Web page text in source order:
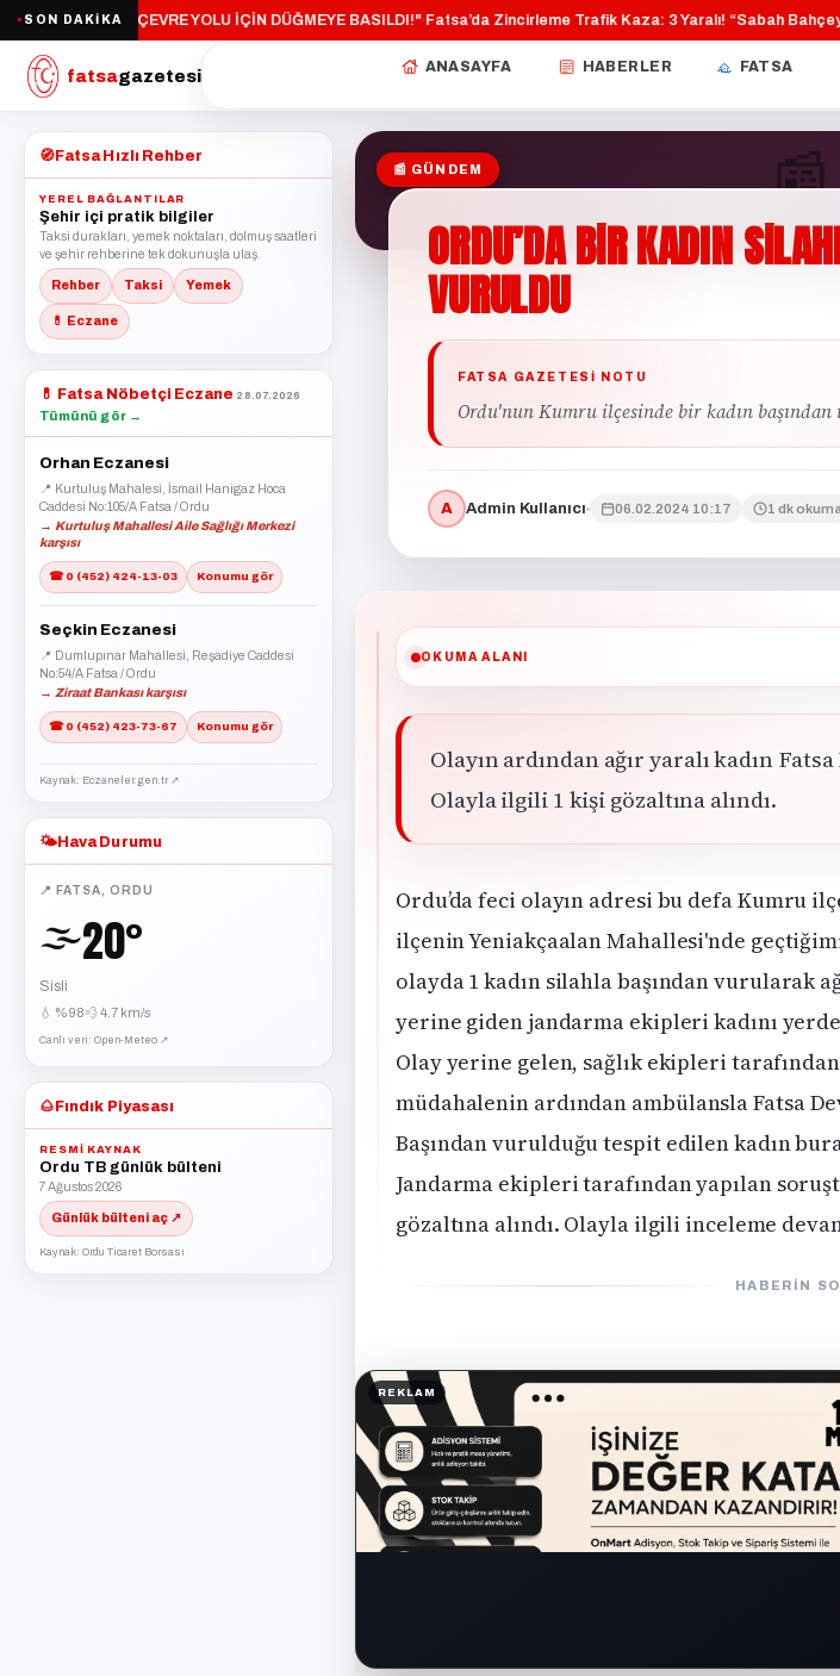
● SON DAKİKA
"FATSA ÇEVRE YOLU İÇİN DÜĞMEYE BASILDI!"·Fatsa’da Zincirleme Trafik Kaza: 3 Yaralı!·“Sabah Bahçeye
fatsagazetesi ANASAYFA HABERLER FATSA
🧭 Fatsa Hızlı Rehber
YEREL BAĞLANTILAR
Şehir içi pratik bilgiler
Taksi durakları, yemek noktaları, dolmuş saatleri
ve şehir rehberine tek dokunuşla ulaş.
Rehber Taksi Yemek
💊 Eczane
💊 Fatsa Nöbetçi Eczane 28.07.2026
Tümünü gör →
Orhan Eczanesi
📍 Kurtuluş Mahalesi, İsmail Hanigaz Hoca
Caddesi No:105/A Fatsa / Ordu
→ Kurtuluş Mahallesi Aile Sağlığı Merkezi
karşısı
☎ 0 (452) 424-13-03 Konumu gör
Seçkin Eczanesi
📍 Dumlupınar Mahallesi, Reşadiye Caddesi
No:54/A Fatsa / Ordu
→ Ziraat Bankası karşısı
☎ 0 (452) 423-73-67 Konumu gör
Kaynak: Eczaneler.gen.tr ↗
🌤️ Hava Durumu
📍 FATSA, ORDU
🌫️20°
Sisli
💧 %98💨 4.7 km/s
Canlı veri: Open-Meteo ↗
🌰 Fındık Piyasası
RESMI KAYNAK
Ordu TB günlük bülteni
7 Ağustos 2026
Günlük bülteni aç ↗
Kaynak: Ordu Ticaret Borsası
📰
GÜNDEM
📰 GÜNDEM
ORDU’DABİRKADIN
VURULDU
FATSA GAZETESI NOTU
Ordu'nun Kumru ilçesinde bir kadın
A Admin Kullanıcı 06.02.2024 10:17 1 dk okuma
OKUMA ALANI
Olayın ardından ağır yaralı kadın
Olayla ilgili 1 kişi gözaltına alındı.
Ordu’da feci olayın adresi bu defa Kumru
ilçenin Yeniakçaalan Mahallesi'nde
olayda 1 kadın silahla başından vurularak
yerine giden jandarma ekipleri kadını
Olay yerine gelen, sağlık ekipleri
müdahalenin ardından ambülansla Fatsa
Başından vurulduğu tespit edilen kadın
Jandarma ekipleri tarafından yapılan
gözaltına alındı. Olayla ilgili inceleme
HABERIN
REKLAM